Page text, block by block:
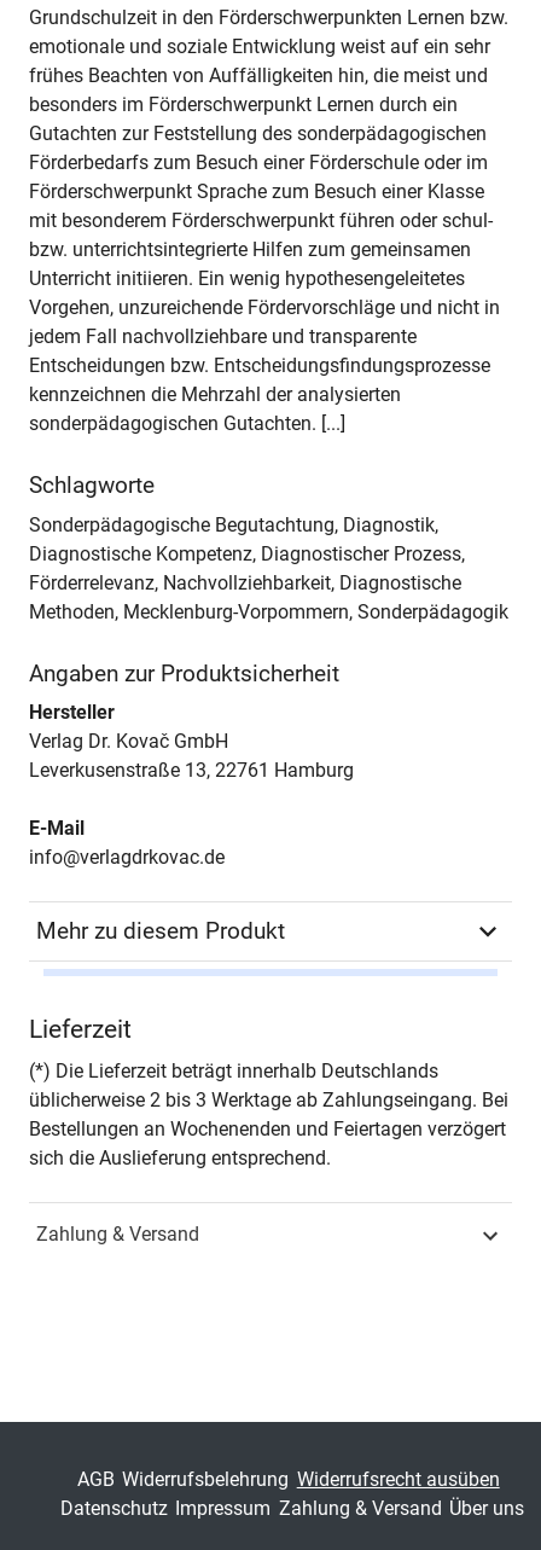
Grundschulzeit in den Förderschwerpunkten Lernen bzw.
emotionale und soziale Entwicklung weist auf ein sehr
frühes Beachten von Auffälligkeiten hin, die meist und
besonders im Förderschwerpunkt Lernen durch ein
Gutachten zur Feststellung des sonderpädagogischen
Förderbedarfs zum Besuch einer Förderschule oder im
Förderschwerpunkt Sprache zum Besuch einer Klasse
mit besonderem Förderschwerpunkt führen oder schul-
bzw. unterrichtsintegrierte Hilfen zum gemeinsamen
Unterricht initiieren. Ein wenig hypothesengeleitetes
Vorgehen, unzureichende Fördervorschläge und nicht in
jedem Fall nachvollziehbare und transparente
Entscheidungen bzw. Entscheidungsfindungsprozesse
kennzeichnen die Mehrzahl der analysierten
sonderpädagogischen Gutachten. [...]
Schlagworte
Sonderpädagogische Begutachtung, Diagnostik,
Diagnostische Kompetenz, Diagnostischer Prozess,
Förderrelevanz, Nachvollziehbarkeit, Diagnostische
Methoden, Mecklenburg-Vorpommern, Sonderpädagogik
Angaben zur Produktsicherheit
Hersteller
Verlag Dr. Kovač GmbH
Leverkusenstraße 13, 22761 Hamburg
E-Mail
info@verlagdrkovac.de
Mehr zu diesem Produkt
Seiten 448
Jahr Hamburg 2018
Fachdisziplin
ISSN 1618-6028
Band 44
Lieferzeit
(*) Die Lieferzeit beträgt innerhalb Deutschlands
üblicherweise 2 bis 3 Werktage ab Zahlungseingang. Bei
Bestellungen an Wochenenden und Feiertagen verzögert
sich die Auslieferung entsprechend.
Zahlung & Versand
AGB Widerrufsbelehrung Widerrufsrecht ausüben
Datenschutz Impressum Zahlung & Versand Über uns